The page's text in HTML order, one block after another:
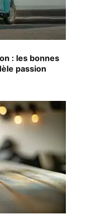
: les bonnes
passion